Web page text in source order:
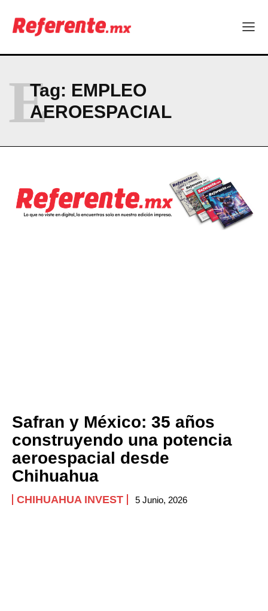
Tag: EMPLEO
AEROESPACIAL
E
Safran y México: 35 años
construyendo una potencia
aeroespacial desde
Chihuahua
CHIHUAHUA INVEST 5 Junio, 2026